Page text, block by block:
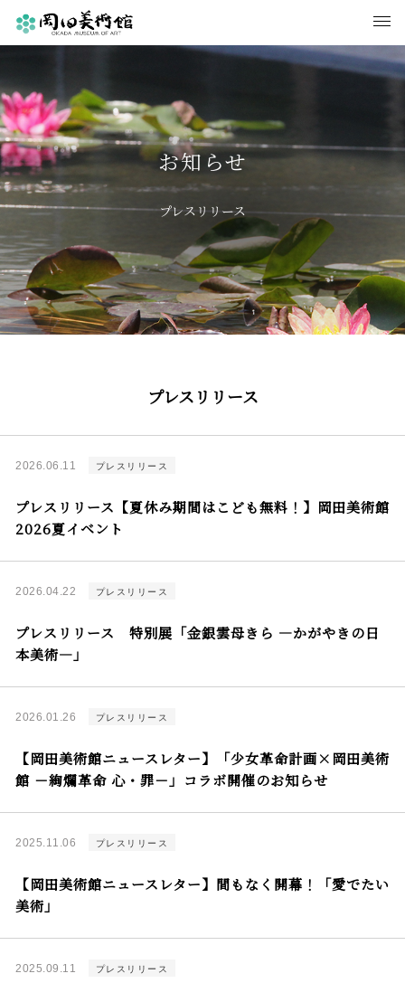
お知らせ
プレスリリース
プレスリリース
2026.06.11 プレスリリース
プレスリリース【夏休み期間はこども無料！】岡田美術館
2026夏イベント
2026.04.22 プレスリリース
プレスリリース 特別展「金銀雲母きら ―かがやきの日
本美術―」
2026.01.26 プレスリリース
【岡田美術館ニュースレター】「少女革命計画×岡田美術
館 －絢爛革命 心・罪－」コラボ開催のお知らせ
2025.11.06 プレスリリース
【岡田美術館ニュースレター】間もなく開幕！「愛でたい
美術」
2025.09.11 プレスリリース